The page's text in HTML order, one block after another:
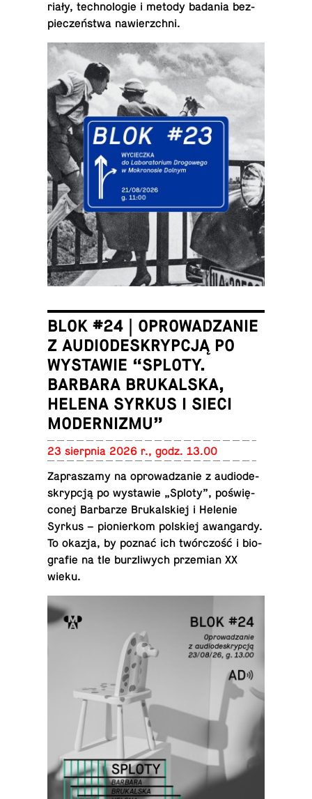
ria­ły, tech­no­lo­gie i metody badania bez­
pie­czeń­stwa nawierzchni.
BLOK #24 | OPROWADZANIE
Z AUDIODESKRYPCJĄ PO
WYSTAWIE “SPLOTY.
BARBARA BRUKALSKA,
HELENA SYRKUS I SIECI
MODERNIZMU”
23 sierp­nia 2026 r., godz. 13.00
Za­pra­sza­my na opro­wa­dza­nie z au­dio­de­
skryp­cją po wy­sta­wie „Sploty”, po­świę­
co­nej Bar­ba­rze Bru­kal­skiej i Helenie
Syrkus – pio­nier­kom pol­skiej awan­gar­dy.
To okazja, by poznać ich twór­czość i bio­
gra­fie na tle burz­li­wych prze­mian XX
wieku.